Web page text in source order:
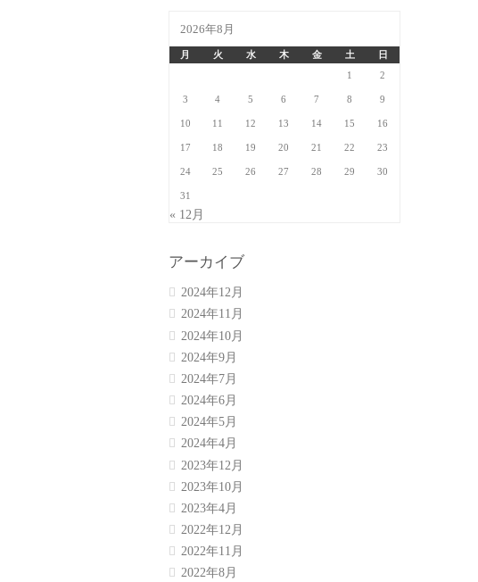
2026年8月
月 火 水 木 金 土
日
1
2
3 4 5 6 7 8 9
10 11 12 13 14 15 16
17 18 19 20 21 22 23
24 25 26 27 28 29 30
31
« 12月
アーカイブ
2024年12月
2024年11月
2024年10月
2024年9月
2024年7月
2024年6月
2024年5月
2024年4月
2023年12月
2023年10月
2023年4月
2022年12月
2022年11月
2022年8月